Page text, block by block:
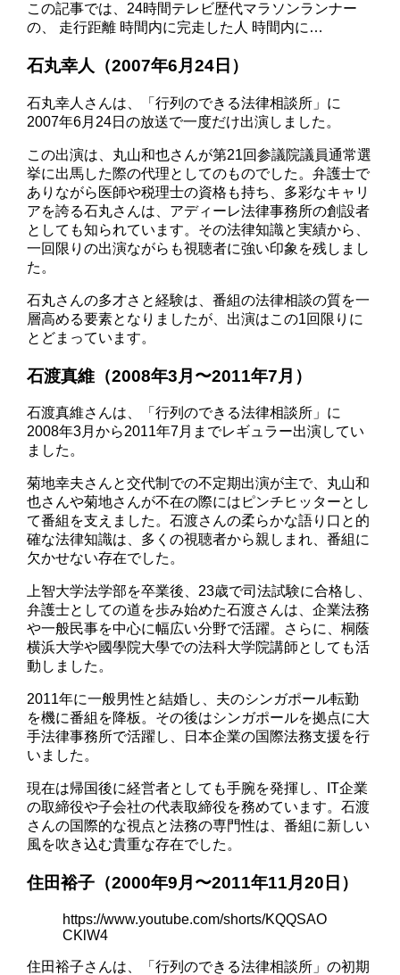
この記事では、24時間テレビ歴代マラソンランナー
の、 走行距離 時間内に完走した人 時間内に…
石丸幸人（2007年6月24日）
石丸幸人さんは、「行列のできる法律相談所」に
2007年6月24日の放送で一度だけ出演しました。
この出演は、丸山和也さんが第21回参議院議員通常選
挙に出馬した際の代理としてのものでした。弁護士で
ありながら医師や税理士の資格も持ち、多彩なキャリ
アを誇る石丸さんは、アディーレ法律事務所の創設者
としても知られています。その法律知識と実績から、
一回限りの出演ながらも視聴者に強い印象を残しまし
た。
石丸さんの多才さと経験は、番組の法律相談の質を一
層高める要素となりましたが、出演はこの1回限りに
とどまっています。
石渡真維（2008年3月〜2011年7月）
石渡真維さんは、「行列のできる法律相談所」に
2008年3月から2011年7月までレギュラー出演してい
ました。
菊地幸夫さんと交代制での不定期出演が主で、丸山和
也さんや菊地さんが不在の際にはピンチヒッターとし
て番組を支えました。石渡さんの柔らかな語り口と的
確な法律知識は、多くの視聴者から親しまれ、番組に
欠かせない存在でした。
上智大学法学部を卒業後、23歳で司法試験に合格し、
弁護士としての道を歩み始めた石渡さんは、企業法務
や一般民事を中心に幅広い分野で活躍。さらに、桐蔭
横浜大学や國學院大學での法科大学院講師としても活
動しました。
2011年に一般男性と結婚し、夫のシンガポール転勤
を機に番組を降板。その後はシンガポールを拠点に大
手法律事務所で活躍し、日本企業の国際法務支援を行
いました。
現在は帰国後に経営者としても手腕を発揮し、IT企業
の取締役や子会社の代表取締役を務めています。石渡
さんの国際的な視点と法務の専門性は、番組に新しい
風を吹き込む貴重な存在でした。
住田裕子（2000年9月〜2011年11月20日）
https://www.youtube.com/shorts/KQQSAO
CKlW4
住田裕子さんは、「行列のできる法律相談所」の初期